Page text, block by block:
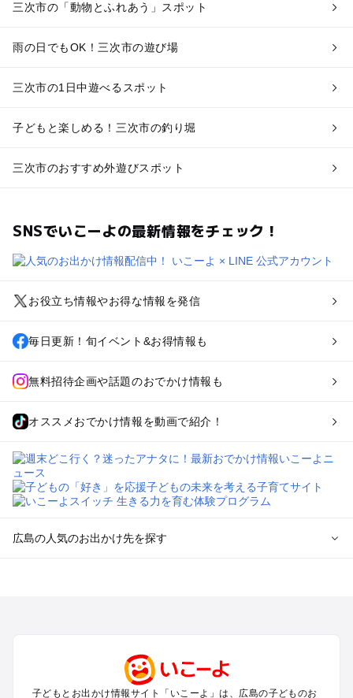
三次市の「動物とふれあう」スポット
雨の日でもOK！三次市の遊び場
三次市の1日中遊べるスポット
子どもと楽しめる！三次市の釣り堀
三次市のおすすめ外遊びスポット
SNSでいこーよの最新情報をチェック！
お役立ち情報やお得な情報を発信
毎日更新！旬イベント&お得情報も
無料招待企画や話題のおでかけ情報も
オススメおでかけ情報を動画で紹介！
広島の人気のお出かけ先を探す
三次・庄原・三段峡・世羅・芸北のプールお出かけ
子どもとお出かけ情報サイト「いこーよ」は、広島の子どものお